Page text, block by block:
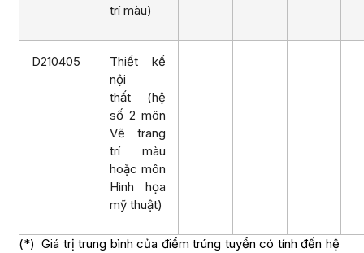
trí màu)
D210405
Thiết kế
nội
thất (hệ
số 2 môn
Vẽ trang
trí màu
hoặc môn
Hình họa
mỹ thuật)
(*) Giá trị trung bình của điểm trúng tuyển có tính đến hệ